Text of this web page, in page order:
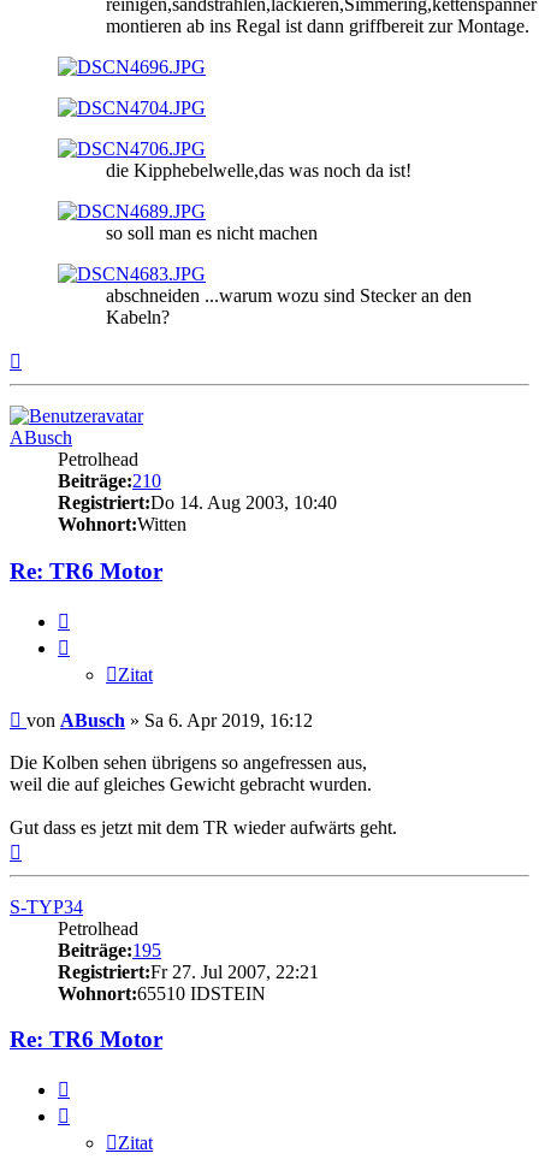
reinigen,sandstrahlen,lackieren,Simmering,kettenspanner
montieren ab ins Regal ist dann griffbereit zur Montage.
die Kipphebelwelle,das was noch da ist!
so soll man es nicht machen
abschneiden ...warum wozu sind Stecker an den
Kabeln?
ABusch
Petrolhead
Beiträge:210
Registriert:Do 14. Aug 2003, 10:40
Wohnort:Witten
Re: TR6 Motor
Zitat
Beitrag
von ABusch » Sa 6. Apr 2019, 16:12
Die Kolben sehen übrigens so angefressen aus,
weil die auf gleiches Gewicht gebracht wurden.
Gut dass es jetzt mit dem TR wieder aufwärts geht.
S-TYP34
Petrolhead
Beiträge:195
Registriert:Fr 27. Jul 2007, 22:21
Wohnort:65510 IDSTEIN
Re: TR6 Motor
Zitat